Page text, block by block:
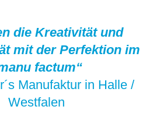
die Kreativität und
mit der Perfektion im
factum“
Manufaktur in Halle /
Westfalen